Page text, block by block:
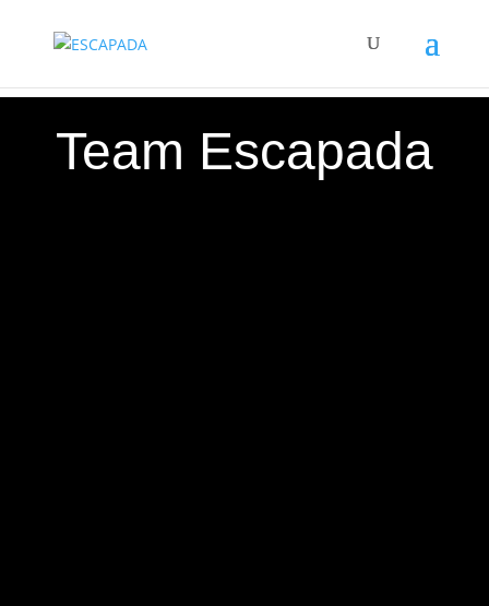
Team Escapada